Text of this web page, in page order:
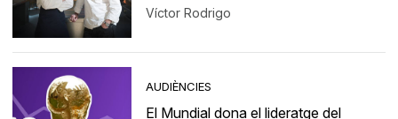
Víctor Rodrigo
AUDIÈNCIES
El Mundial dona el lideratge del